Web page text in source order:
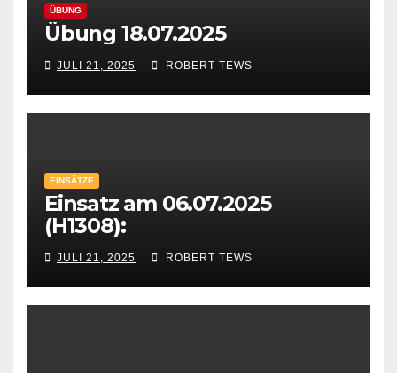
ÜBUNG
Übung 18.07.2025
JULI 21, 2025 ROBERT TEWS
EINSÄTZE
Einsatz am 06.07.2025
(H1308):
JULI 21, 2025 ROBERT TEWS